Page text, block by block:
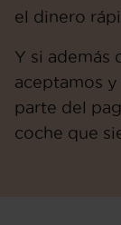
el dinero
Y si además
aceptamos
parte del
coche que